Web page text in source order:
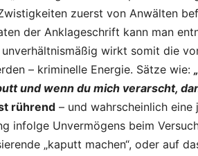
zuerst von Anwälten
der Anklageschrift kann man
wirkt somit die
– kriminelle Energie. Sätze wie:
und wenn du mich verarscht,
rührend – und wahrscheinlich
infolge Unvermögens beim
„kaputt machen“, oder auf